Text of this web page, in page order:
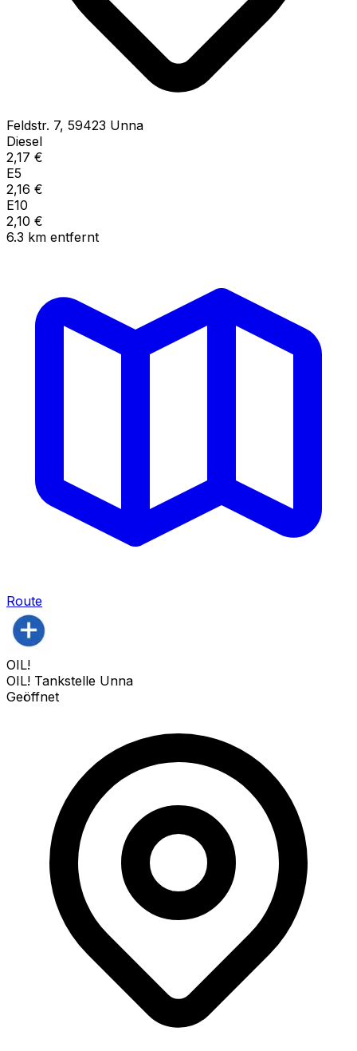
Feldstr. 7, 59423 Unna
Diesel
2,17 €
E5
2,16 €
E10
2,10 €
6.3 km entfernt
Route
OIL!
OIL! Tankstelle Unna
Geöffnet